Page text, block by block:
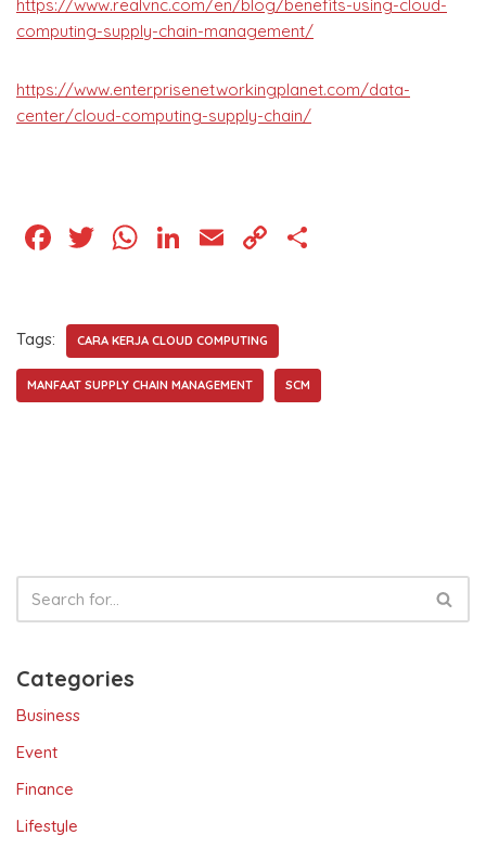
https://www.realvnc.com/en/blog/benefits-using-cloud-
computing-supply-chain-management/
https://www.enterprisenetworkingplanet.com/data-
center/cloud-computing-supply-chain/
F
e
b
o
T
er
W
s
A
p
Li
e
dI
n
E
l
C
y
Li
n
Tags: CARA KERJA CLOUD COMPUTING
MANFAAT SUPPLY CHAIN MANAGEMENT SCM
Categories
Business
Event
Finance
Lifestyle